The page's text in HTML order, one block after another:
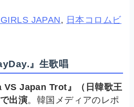
JAPAN, 日本コロムビ
』生歌唱
VS Japan Trot』（日韓歌王
出演。韓国メディアのレポ